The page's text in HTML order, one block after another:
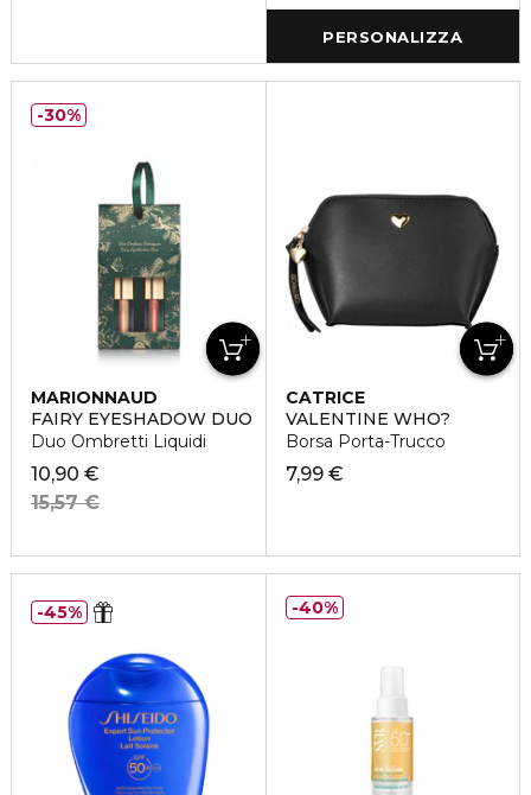
PERSONALIZZA
MARIONNAUD
FAIRY EYESHADOW DUO
Duo Ombretti Liquidi
10,90 €
15,57 €
30%
CATRICE
VALENTINE WHO?
Borsa Porta-Trucco
7,99 €
45% 40%